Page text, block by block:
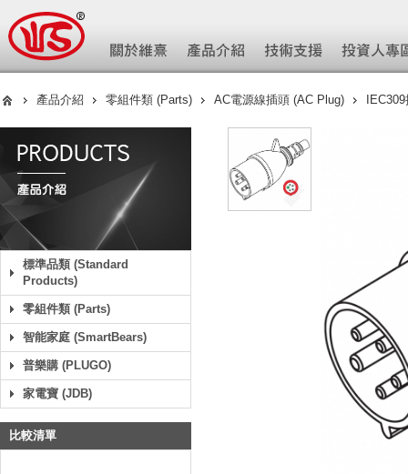
產品介紹 零組件類 (Parts) AC電源線插頭 (AC Plug)
標準品類 (Standard
Products)
零組件類 (Parts)
智能家庭 (SmartBears)
普樂購 (PLUGO)
家電寶 (JDB)
比較清單